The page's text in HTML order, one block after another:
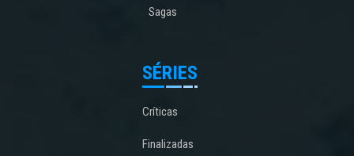
Sagas
SÉRIES
Críticas
Finalizadas